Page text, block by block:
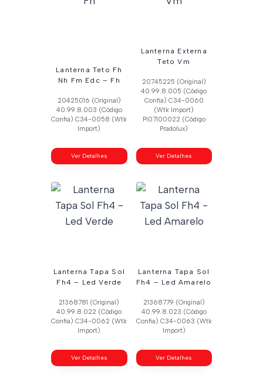
Lanterna Teto Fh
Nh Fm Edc – Fh
20425016 (Original)
40.99.8.003 (Código
Confia) C34-0058 (Wtk
Import)
Ver Detalhes
Lanterna Externa
Teto Vm
20745225 (Original)
40.99.8.005 (Código
Confia) C34-0060
(Wtk Import)
Pl07100022 (Código
Pradolux)
Ver Detalhes
Lanterna Tapa Sol
Fh4 – Led Verde
21368781 (Original)
40.99.8.022 (Código
Confia) C34-0062 (Wtk
Import)
Ver Detalhes
Lanterna Tapa Sol
Fh4 – Led Amarelo
21368779 (Original)
40.99.8.023 (Código
Confia) C34-0063 (Wtk
Import)
Ver Detalhes